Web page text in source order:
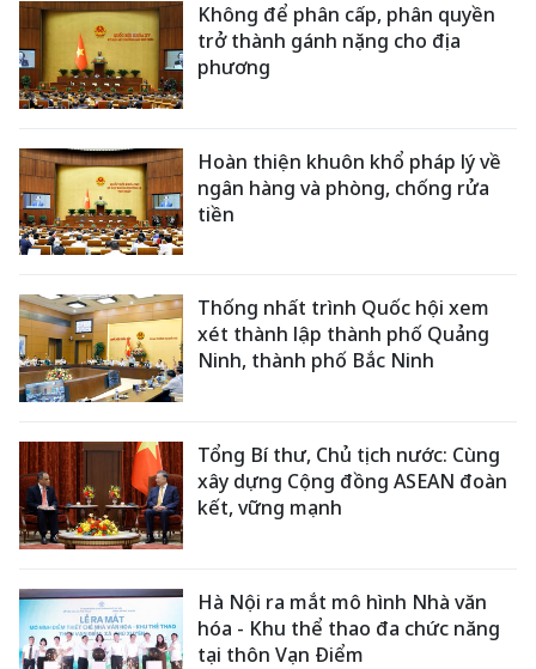
Không để phân cấp, phân quyền
trở thành gánh nặng cho địa
phương
Hoàn thiện khuôn khổ pháp lý về
ngân hàng và phòng, chống rửa
tiền
Thống nhất trình Quốc hội xem
xét thành lập thành phố Quảng
Ninh, thành phố Bắc Ninh
Tổng Bí thư, Chủ tịch nước: Cùng
xây dựng Cộng đồng ASEAN đoàn
kết, vững mạnh
Hà Nội ra mắt mô hình Nhà văn
hóa - Khu thể thao đa chức năng
tại thôn Vạn Điểm